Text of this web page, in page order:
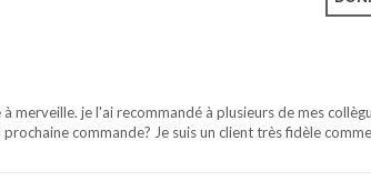
je l'ai recommandé à plusieurs de mes
commande? Je suis un client très fidèle